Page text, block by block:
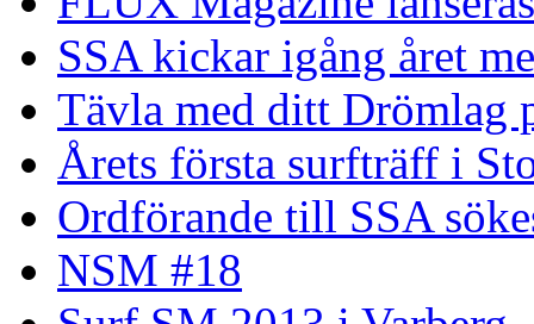
SSA kickar igång året
Tävla med ditt Drömlag
Årets första surfträff i
Ordförande till SSA
NSM #18